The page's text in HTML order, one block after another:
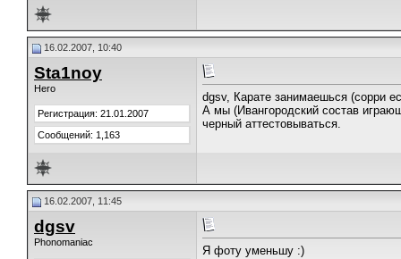
16.02.2007, 10:40
Stа1noy
Hero
Регистрация: 21.01.2007
Сообщений: 1,163
dgsv, Карате занимаешься (сорри
А мы (Ивангородский состав
черный аттестовываться.
16.02.2007, 11:45
dgsv
Phonomaniac
Я фоту уменьшу :)